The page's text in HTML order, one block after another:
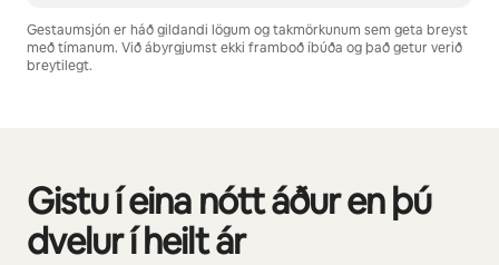
Gestaumsjón er háð gildandi lögum og takmörkunum sem geta breyst
með tímanum. Við ábyrgjumst ekki framboð íbúða og það getur verið
breytilegt.
Gistu í eina nótt áður en þú
dvelur í heilt ár
0 atriði af 0 sýnd